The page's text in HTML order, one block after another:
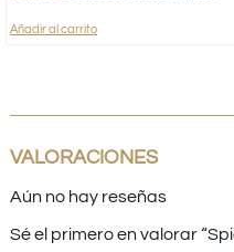
Añadir al carrito
VALORACIONES
Aún no hay reseñas
Sé el primero en valorar